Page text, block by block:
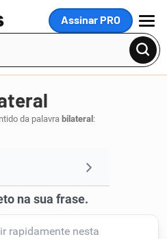
Assinar PRO
MENU
da palavra bilateral :